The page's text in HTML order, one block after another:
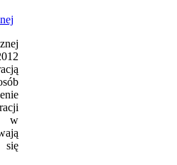
w
się